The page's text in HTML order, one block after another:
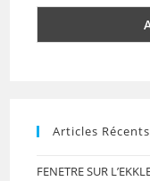
Articles Récents
FENETRE SUR